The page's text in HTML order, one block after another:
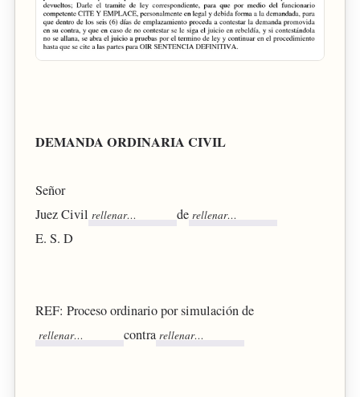
DEMANDA ORDINARIA CIVIL
Señor
Juez Civil
de
E. S. D
REF: Proceso ordinario por simulación de
contra